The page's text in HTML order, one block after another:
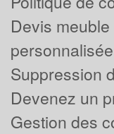
Devis
Suppression
Devenez un
Gestion des